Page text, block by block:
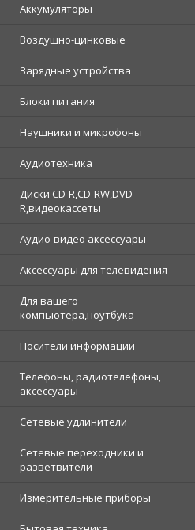
Аккумуляторы
Воздушно-цинковые
Зарядные устройства
Блоки питания
Наушники и микрофоны
Аудиотехника
Диски CD-R,CD-RW,DVD-
R,видеокассеты
Аудио-видео аксессуары
Аксессуары для телевидения
Для вашего
компьютера,ноутбука
Носители информации
Телефоны, радиотелефоны,
аксессуары
Сетевые удлинители
Сетевые переходники и
разветвители
Измерительные приборы